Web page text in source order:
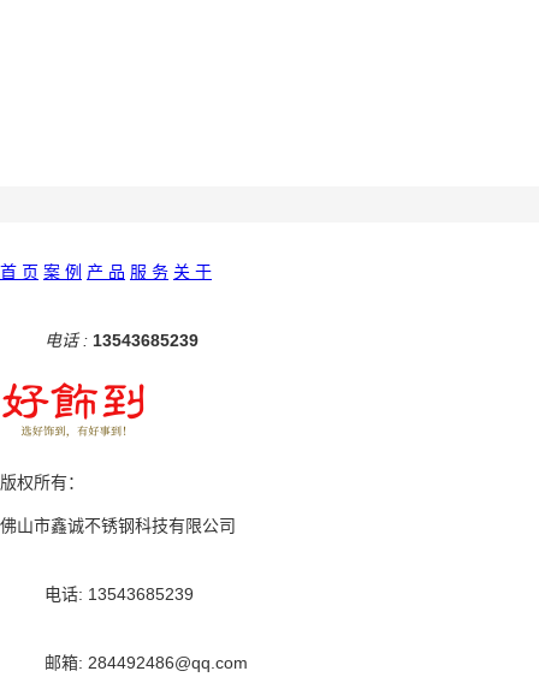
首 页 案 例 产 品 服 务 关 于
电话 : 13543685239
版权所有：
佛山市鑫诚不锈钢科技有限公司
电话: 13543685239
邮箱: 284492486@qq.com